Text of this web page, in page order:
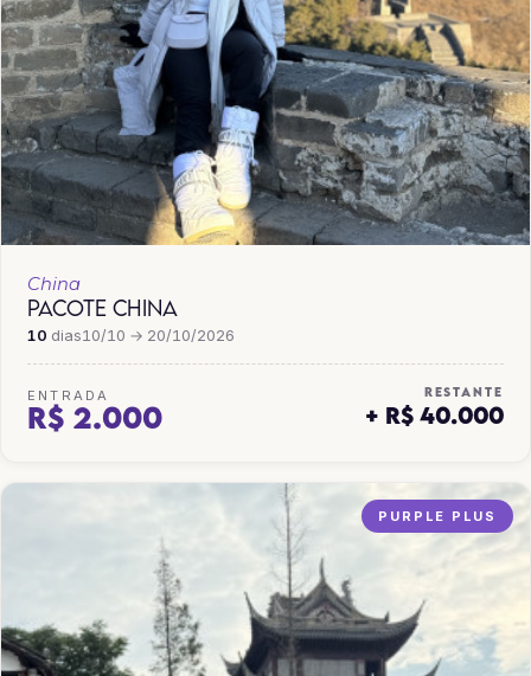
China
PACOTE CHINA
10 dias10/10 → 20/10/2026
ENTRADA
R$ 2.000
RESTANTE
+ R$ 40.000
PURPLE PLUS